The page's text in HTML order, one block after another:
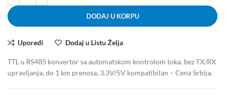
DODAJ U KORPU
Uporedi Dodaj u Listu Želja
TTL u RS485 konvertor sa automatskom kontrolom toka, bez TX/RX
upravljanja, do 1 km prenosa, 3.3V/5V kompatibilan – Cena Srbija.